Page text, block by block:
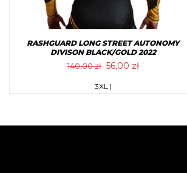
RASHGUARD LONG STREET AUTONOMY
DIVISON BLACK/GOLD 2022
140,00zł
Pierwotna
wynosiła:
56,00 złAktualna
Ten
wiele
3XL |